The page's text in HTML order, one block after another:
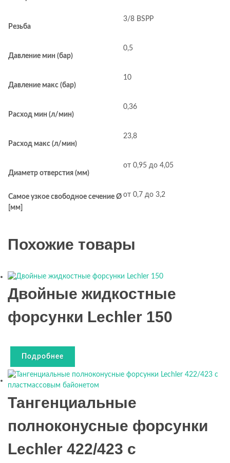
Резьба
3/8 BSPP
Давление мин (бар)
0,5
Давление макс (бар)
10
Расход мин (л/мин)
0,36
Расход макс (л/мин)
23,8
Диаметр отверстия (мм)
от 0,95 до 4,05
Самое узкое свободное сечение Ø
[мм]
от 0,7 до 3,2
Похожие товары
Двойные жидкостные
форсунки Lechler 150
Подробнее
Тангенциальные
полноконусные форсунки
Lechler 422/423 с